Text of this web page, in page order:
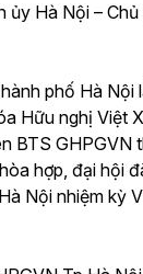
Hà Nội –
phố Hà Nội
Hữu nghị Việt
BTS GHPGVN
hợp, đại hội
Nội nhiệm kỳ